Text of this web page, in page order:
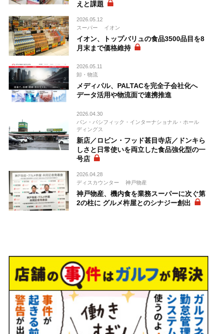
えと課題
2026.05.12
スーパー
イオン
イオン、トップバリュの食品3500品目を8
月末まで価格維持
2026.05.11
卸・物流
メディパル、PALTACを完全子会社化へ
データ活用や物流面で連携推進
2026.04.30
パン・パシフィック・インターナショナル・ホール
ディングス
新店／ロビン・フッド甚目寺店／ドンキら
しさと日常使いを両立した食品強化型の一
号店
2026.04.28
ディスカウンター
神戸物産
神戸物産、機内食を業務スーパーに次ぐ第
2の柱に グルメ杵屋とのシナジー創出